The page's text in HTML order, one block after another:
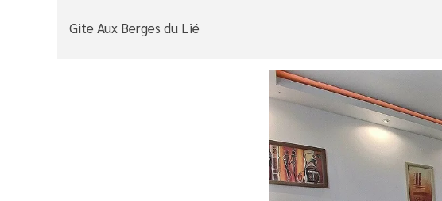
Gite Aux Berges du Lié